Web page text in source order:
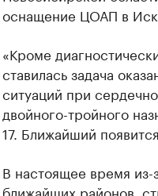
оснащение ЦОАП в
«Кроме
ставилась задача
ситуаций при
двойного-тройного
17. Ближайший
В настоящее время
ближайших районов,